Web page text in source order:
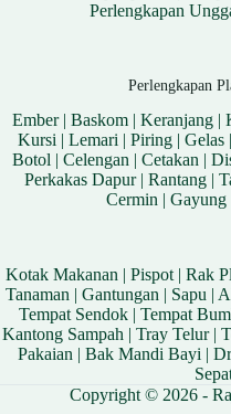
Perlengkapan
Perlengkapan
Ember|Baskom |Keranjang |
Kursi |Lemari |Piring |Gelas
Botol |Celengan |Cetakan |
Perkakas Dapur| Rantang|
Cermin| Gayung
Kotak Makanan |Pispot|Rak
Tanaman| Gantungan| Sapu|
Tempat Sendok| Tempat
Kantong Sampah |Tray Telur|
Pakaian| Bak Mandi Bayi|
Copyright © 2026 -